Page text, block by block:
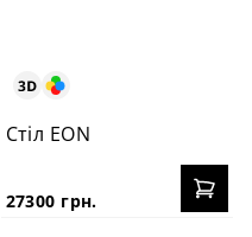
Стіл EON
27300 грн.